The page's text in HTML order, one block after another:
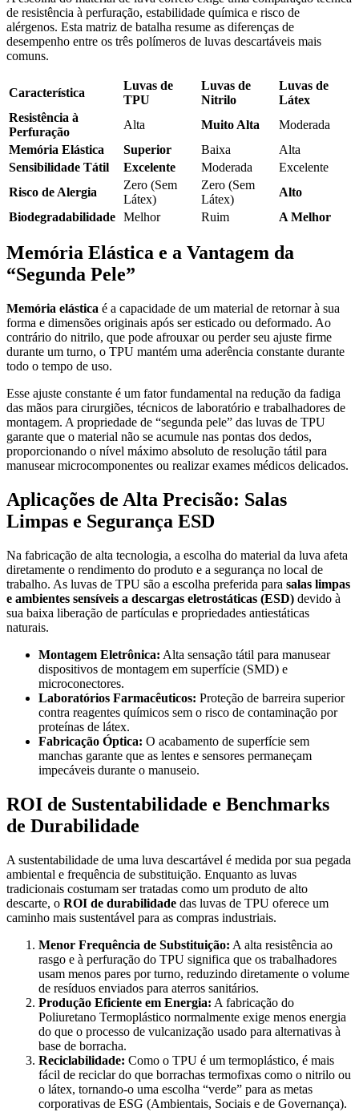
de resistência à perfuração, estabilidade química e risco de
alérgenos. Esta matriz de batalha resume as diferenças de
desempenho entre os três polímeros de luvas descartáveis mais
comuns.
Característica
Luvas de
TPU
Luvas de
Nitrilo
Luvas de
Látex
Resistência à
Perfuração
Alta Muito Alta
Moderada
Memória Elástica
Superior Baixa
Alta
Sensibilidade Tátil
Excelente Moderada
Excelente
Risco de Alergia
Zero (Sem
Látex)
Zero (Sem
Látex)
Alto
Biodegradabilidade Melhor Ruim A Melhor
Memória Elástica e a Vantagem da
“Segunda Pele”
Memória elástica é a capacidade de um material de retornar à sua
forma e dimensões originais após ser esticado ou deformado. Ao
contrário do nitrilo, que pode afrouxar ou perder seu ajuste firme
durante um turno, o TPU mantém uma aderência constante durante
todo o tempo de uso.
Esse ajuste constante é um fator fundamental na redução da fadiga
das mãos para cirurgiões, técnicos de laboratório e trabalhadores de
montagem. A propriedade de “segunda pele” das luvas de TPU
garante que o material não se acumule nas pontas dos dedos,
proporcionando o nível máximo absoluto de resolução tátil para
manusear microcomponentes ou realizar exames médicos delicados.
Aplicações de Alta Precisão: Salas
Limpas e Segurança ESD
Na fabricação de alta tecnologia, a escolha do material da luva afeta
diretamente o rendimento do produto e a segurança no local de
trabalho. As luvas de TPU são a escolha preferida para salas limpas
e ambientes sensíveis a descargas eletrostáticas (ESD) devido à
sua baixa liberação de partículas e propriedades antiestáticas
naturais.
Montagem Eletrônica: Alta sensação tátil para manusear
dispositivos de montagem em superfície (SMD) e
microconectores.
Laboratórios Farmacêuticos: Proteção de barreira superior
contra reagentes químicos sem o risco de contaminação por
proteínas de látex.
Fabricação Óptica: O acabamento de superfície sem
manchas garante que as lentes e sensores permaneçam
impecáveis durante o manuseio.
ROI de Sustentabilidade e Benchmarks
de Durabilidade
A sustentabilidade de uma luva descartável é medida por sua pegada
ambiental e frequência de substituição. Enquanto as luvas
tradicionais costumam ser tratadas como um produto de alto
descarte, o ROI de durabilidade das luvas de TPU oferece um
caminho mais sustentável para as compras industriais.
Menor Frequência de Substituição: A alta resistência ao
rasgo e à perfuração do TPU significa que os trabalhadores
usam menos pares por turno, reduzindo diretamente o volume
de resíduos enviados para aterros sanitários.
Produção Eficiente em Energia: A fabricação do
Poliuretano Termoplástico normalmente exige menos energia
do que o processo de vulcanização usado para alternativas à
base de borracha.
Reciclabilidade: Como o TPU é um termoplástico, é mais
fácil de reciclar do que borrachas termofixas como o nitrilo ou
o látex, tornando-o uma escolha “verde” para as metas
corporativas de ESG (Ambientais, Sociais e de Governança).